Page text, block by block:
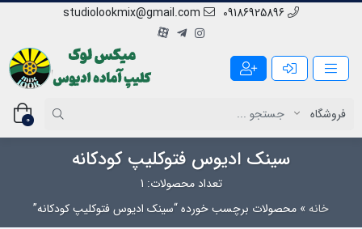
09186925896
studiolookmix@gmail.com
0
سینک ادیوس فتوکلیپ کودکانه
تعداد محصولات: 1
خانه» محصولات برچسب خورده “سینک ادیوس فتوکلیپ کودکانه”